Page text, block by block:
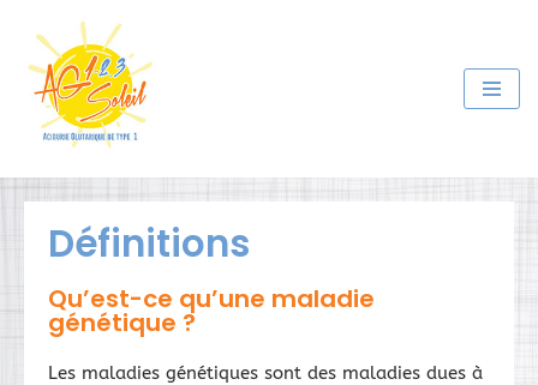
Aller
au
contenu
Définitions
Qu’est-ce qu’une maladie
génétique ?
Les maladies génétiques sont des maladies dues à